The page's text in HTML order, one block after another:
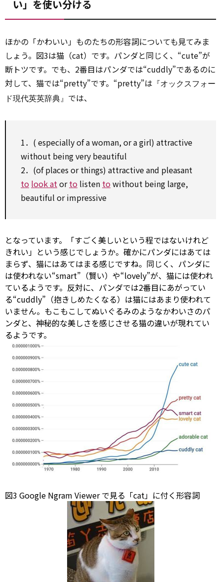
い」を使い分ける
ほかの「かわいい」ものたちの形容詞についても見てみま
しょう。図3は猫（cat）です。パンダと同じく、“cute”が
断トツです。でも、2番目はパンダでは“cuddly”であるのに
対して、猫では“pretty”です。“pretty”は 『オックスフォー
ド現代英英辞典』 では、
1．( especiallyof a woman, or a girl) attractive
without being very beautiful
2．(of places or things) attractive and pleasant
to look atorto listen towithout being large,
beautiful or impressive
となっています。「すごく美しいという程ではないけれど
きれい」という感じでしょうか。確かにパンダにはあては
まらず、猫にはあてはまる感じですね。同じく、パンダに
は使われない“smart”（賢い）や“lovely”が、猫には使われ
ているようです。反対に、パンダでは2番目にあがってい
る“cuddly”（抱きしめたくなる）は猫にはあまり使われて
いません。もこもこしてぬいぐるみのようなかわいさのパ
ンダと、神秘的な美しさを感じさせる猫の違いが現れてい
るようです。
図3 Google Ngram Viewerで見る「cat」に付く形容詞